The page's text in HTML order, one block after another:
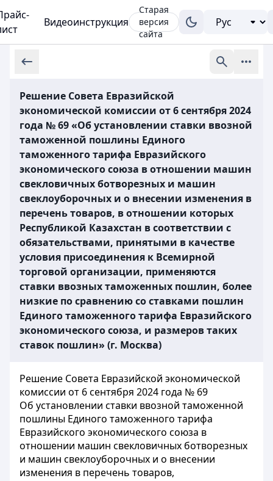
Видеоинструкция
Старая
версия
сайта
Решение Совета Евразийской
экономической комиссии от 6 сентября 2024
года № 69 «Об установлении ставки ввозной
таможенной пошлины Единого
таможенного тарифа Евразийского
экономического союза в отношении машин
свекловичных ботворезных и машин
свеклоуборочных и о внесении изменения в
перечень товаров, в отношении которых
Республикой Казахстан в соответствии с
обязательствами, принятыми в качестве
условия присоединения к Всемирной
торговой организации, применяются
ставки ввозных таможенных пошлин, более
низкие по сравнению со ставками пошлин
Единого таможенного тарифа Евразийского
экономического союза, и размеров таких
ставок пошлин» (г. Москва)
Решение Совета Евразийской экономической
комиссии от 6 сентября 2024 года № 69
Об установлении ставки ввозной таможенной
пошлины Единого таможенного тарифа
Евразийского экономического союза в
отношении машин свекловичных ботворезных
и машин свеклоуборочных и о внесении
изменения в перечень товаров,